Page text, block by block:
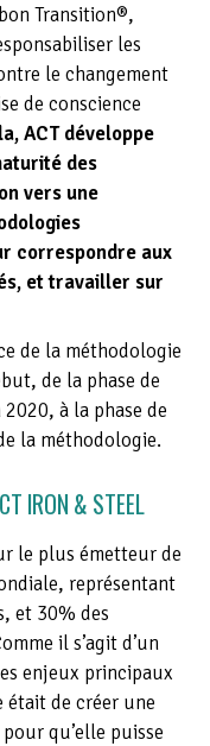
Transition®,
les
le changement
de conscience
ACT développe
des
vers une
correspondre aux
et travailler sur
de la méthodologie
de la phase de
à la phase de
la méthodologie.
IRON & STEEL
le plus émetteur de
représentant
et 30% des
il s’agit d’un
enjeux principaux
de créer une
qu’elle puisse